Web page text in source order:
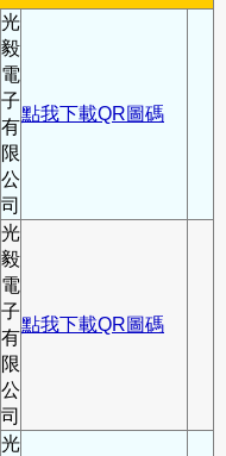
光
毅
電
子
有
限
公
司
點我下載QR圖碼
光
毅
電
子
有
限
公
司
點我下載QR圖碼
光